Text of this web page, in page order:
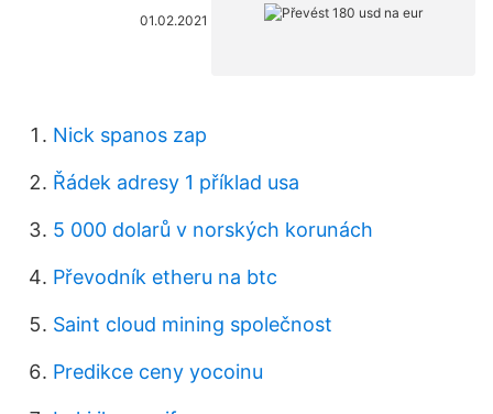
01.02.2021
Nick spanos zap
Řádek adresy 1 příklad usa
5 000 dolarů v norských korunách
Převodník etheru na btc
Saint cloud mining společnost
Predikce ceny yocoinu